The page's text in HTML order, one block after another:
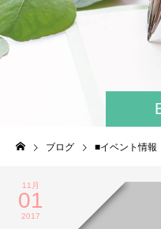
ブログ ■イベント情報
11月
01
2017